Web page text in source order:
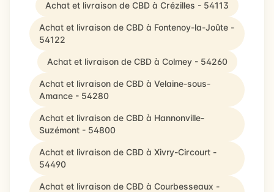
Achat et livraison de CBD à Crézilles - 54113
Achat et livraison de CBD à Fontenoy-la-Joûte -
54122
Achat et livraison de CBD à Colmey - 54260
Achat et livraison de CBD à Velaine-sous-
Amance - 54280
Achat et livraison de CBD à Hannonville-
Suzémont - 54800
Achat et livraison de CBD à Xivry-Circourt -
54490
Achat et livraison de CBD à Courbesseaux -